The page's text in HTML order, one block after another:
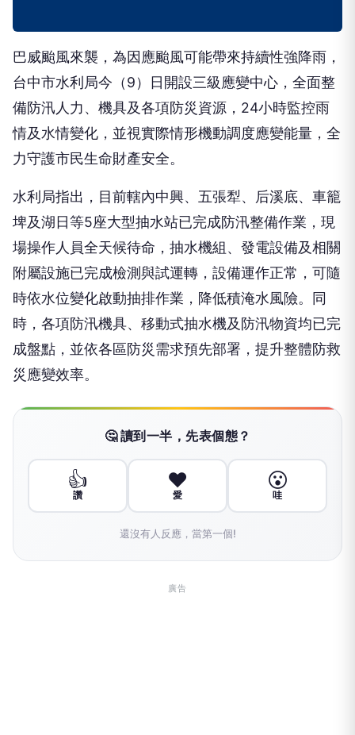
巴威颱風來襲，為因應颱風可能帶來持續性強降雨，
台中市水利局今（9）日開設三級應變中心，全面整
備防汛人力、機具及各項防災資源，24小時監控雨
情及水情變化，並視實際情形機動調度應變能量，全
力守護市民生命財產安全。
水利局指出，目前轄內中興、五張犁、后溪底、車籠
埤及湖日等5座大型抽水站已完成防汛整備作業，現
場操作人員全天候待命，抽水機組、發電設備及相關
附屬設施已完成檢測與試運轉，設備運作正常，可隨
時依水位變化啟動抽排作業，降低積淹水風險。同
時，各項防汛機具、移動式抽水機及防汛物資均已完
成盤點，並依各區防災需求預先部署，提升整體防救
災應變效率。
🤔 讀到一半，先表個態？
👍
讚
❤️
愛
😮
哇
還沒有人反應，當第一個!
廣告